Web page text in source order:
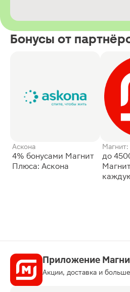
Бонусы от
Аскона
4% бонусами Магнит
Плюса: Аскона
Магнит:
до
Приложение
Акции, доставка и